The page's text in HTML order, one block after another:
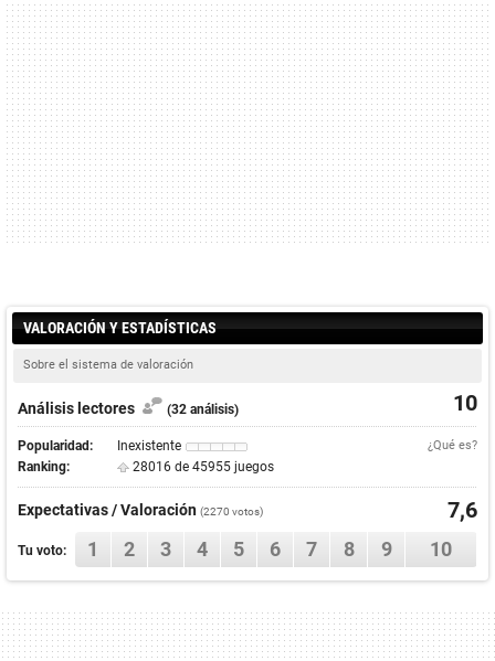
VALORACIÓN Y ESTADÍSTICAS
Sobre el sistema de valoración
10
Análisis lectores (32 análisis)
Popularidad: Inexistente ¿Qué es?
Ranking: 28016 de 45955 juegos
Expectativas / Valoración (2270 votos) 7,6
Tu voto: 1 2 3 4 5 6 7 8 9 10